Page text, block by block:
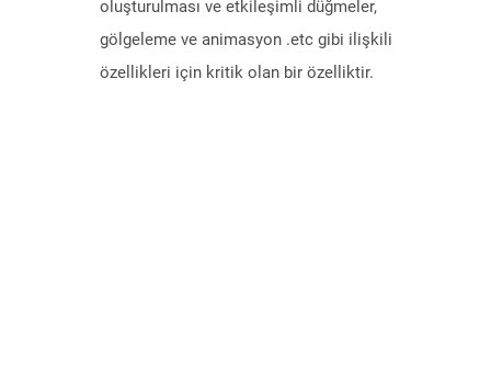
oluşturulması ve etkileşimli düğmeler,
gölgeleme ve animasyon .etc gibi ilişkili
özellikleri için kritik olan bir özelliktir.